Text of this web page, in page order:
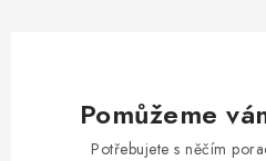
Pomůžeme
Potřebujete s něčím